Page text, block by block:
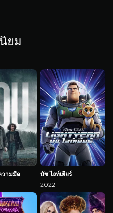
ยม
วามมืด
บัซ ไลท์เยียร์
2022